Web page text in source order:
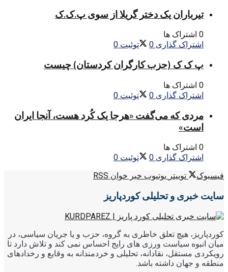
تیرباران یک دختر گریلا از سوی پ.ک.ک
0 اشتراک ها
اشتراک گذاری 0 توئیت 0
پ ک ک (حزب کارگران کردستان) چیست
0 اشتراک ها
اشتراک گذاری 0 توئیت 0
مردی که می‌گفت «هرجا یک کُرد هست، آنجا ایران
است»
0 اشتراک ها
اشتراک گذاری 0 توئیت 0
فیسبوک
توییتر یوتیوب خبر خوان RSS
سایت خبری و تحلیلی کوردپاریز
کوردپاریز، هیچ تعلق خاطری به گروه، حزب و یا جریان سیاسی، در
میان انبوه سیاست ورزی های رایج احساس نمی کند و تلاش دارد تا
رویکردی مستقل، نقادانه، تحلیلی و خردمندانه به وقایع و رخدادهای
منطقه و جهان داشته باشد.